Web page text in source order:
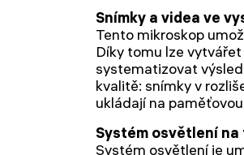
Snímky a videa ve
Tento mikroskop
Díky tomu lze
systematizovat
kvalitě: snímky v
ukládají na
Systém osvětlení
Systém osvětlení je